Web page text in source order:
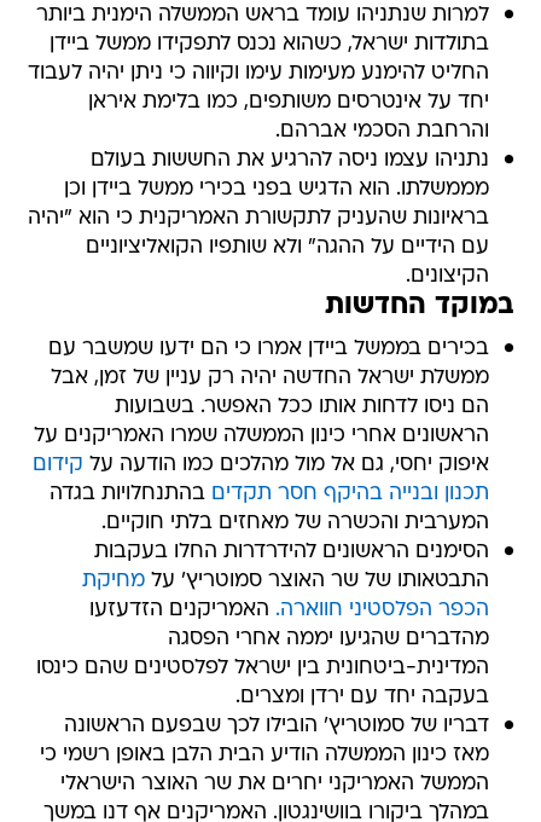
למרות שנתניהו עומד בראש הממשלה הימנית ביותר
בתולדות ישראל, כשהוא נכנס לתפקידו ממשל ביידן
החליט להימנע מעימות עימו וקיווה כי ניתן יהיה לעבוד
יחד על אינטרסים משותפים, כמו בלימת איראן
והרחבת הסכמי אברהם.
נתניהו עצמו ניסה להרגיע את החששות בעולם
מממשלתו. הוא הדגיש בפני בכירי ממשל ביידן וכן
בראיונות שהעניק לתקשורת האמריקנית כי הוא "יהיה
עם הידיים על ההגה" ולא שותפיו הקואליציוניים
הקיצונים.
במוקד החדשות
בכירים בממשל ביידן אמרו כי הם ידעו שמשבר עם
ממשלת ישראל החדשה יהיה רק עניין של זמן, אבל
הם ניסו לדחות אותו ככל האפשר. בשבועות
הראשונים אחרי כינון הממשלה שמרו האמריקנים על
איפוק יחסי, גם אל מול מהלכים כמו הודעה על קידום
תכנון ובנייה בהיקף חסר תקדים בהתנחלויות בגדה
המערבית והכשרה של מאחזים בלתי חוקיים.
הסימנים הראשונים להידרדרות החלו בעקבות
התבטאותו של שר האוצר סמוטריץ' עלמחיקת
הכפר הפלסטיני חווארה. האמריקנים הזדעזעו
מהדברים שהגיעו יממה אחרי הפסגה
המדינית-ביטחונית בין ישראל לפלסטינים שהם כינסו
בעקבה יחד עם ירדן ומצרים.
דבריו של סמוטריץ' הובילו לכך שבפעם הראשונה
מאז כינון הממשלה הודיע הבית הלבן באופן רשמי כי
הממשל האמריקני יחרים את שר האוצר הישראלי
במהלך ביקורו בוושינגטון. האמריקנים אף דנו במשך